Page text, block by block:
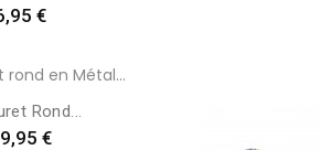
€
Rond...
€